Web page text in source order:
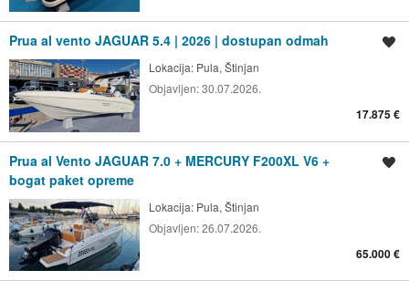
Prua al vento JAGUAR 5.4 | 2026 | dostupan odmah
Lokacija: Pula, Štinjan
Objavljen:30.07.2026.
17.875 €
Prua al Vento JAGUAR 7.0 + MERCURY F200XL V6 +
bogat paket opreme
Lokacija: Pula, Štinjan
Objavljen:26.07.2026.
65.000 €